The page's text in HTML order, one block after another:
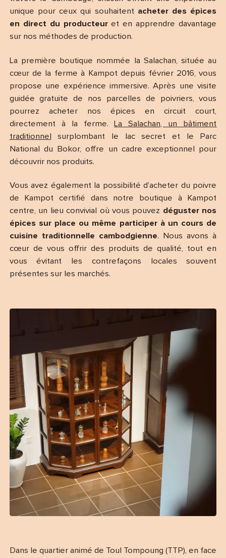
unique pour ceux qui souhaitent acheter des épices
en direct du producteuret en apprendre davantage
sur nos méthodes de production.
La première boutique nommée la Salachan, située au
cœur de la ferme à Kampot depuis février 2016, vous
propose une expérience immersive. Après une visite
guidée gratuite de nos parcelles de poivriers, vous
pourrez acheter nos épices en circuit court,
directement à la ferme. La Salachan, un bâtiment
traditionnel
surplombant le lac secret et le Parc
National du Bokor, offre un cadre exceptionnel pour
découvrir nos produits.
Vous avez également la possibilité d’acheter du poivre
de Kampot certifié dans notre boutique à Kampot
centre, un lieu convivial où vous pouvez déguster nos
épices sur place ou même participer à un cours de
cuisine traditionnelle cambodgienne. Nous avons à
cœur de vous offrir des produits de qualité, tout en
vous évitant les contrefaçons locales souvent
présentes sur les marchés.
Dans le quartier animé de Toul Tompoung (TTP), en face